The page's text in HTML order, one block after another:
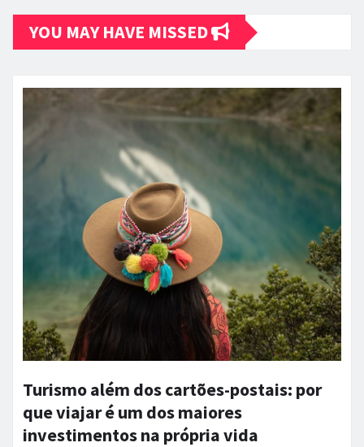
YOU MAY HAVE MISSED
Turismo além dos cartões-postais: por
que viajar é um dos maiores
investimentos na própria vida